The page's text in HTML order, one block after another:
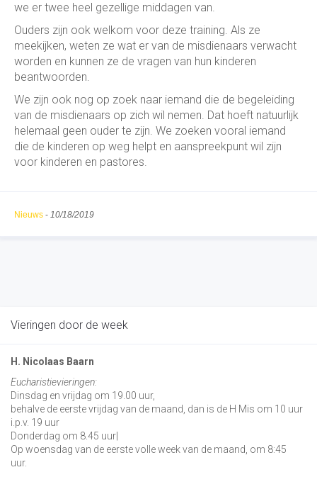
we er twee heel gezellige middagen van.
Ouders zijn ook welkom voor deze training. Als ze
meekijken, weten ze wat er van de misdienaars verwacht
worden en kunnen ze de vragen van hun kinderen
beantwoorden.
We zijn ook nog op zoek naar iemand die de begeleiding
van de misdienaars op zich wil nemen. Dat hoeft natuurlijk
helemaal geen ouder te zijn. We zoeken vooral iemand
die de kinderen op weg helpt en aanspreekpunt wil zijn
voor kinderen en pastores.
Nieuws - 10/18/2019
Vieringen door de week
H. Nicolaas Baarn
Eucharistievieringen:
Dinsdag en vrijdag om 19.00 uur,
behalve de eerste vrijdag van de maand, dan is de H Mis om 10 uur
i.p.v. 19 uur
Donderdag om 8.45 uur|
Op woensdag van de eerste volle week van de maand, om 8:45
uur.